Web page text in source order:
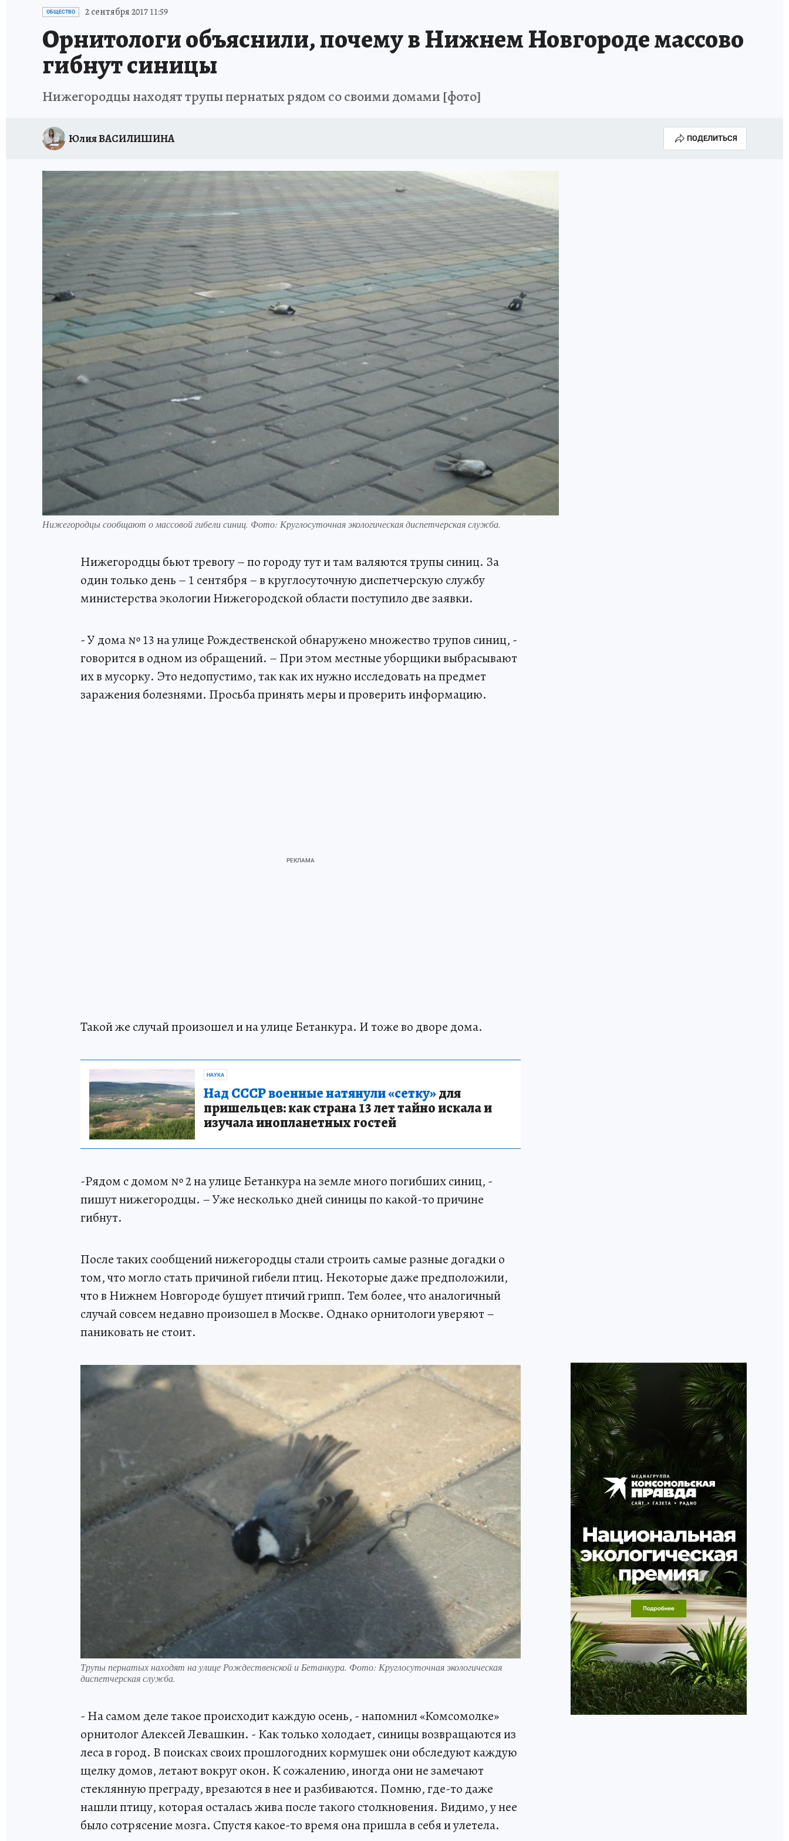
ИСПЫТАНО НА СЕБЕ
ОБЩЕСТВО 2 сентября 2017 11:59
Орнитологи объяснили, почему в Нижнем Новгороде массово
гибнут синицы
Нижегородцы находят трупы пернатых рядом со своими домами [фото]
Юлия ВАСИЛИШИНА ПОДЕЛИТЬСЯ
Нижегородцы сообщают о массовой гибели синиц. Фото: Круглосуточная экологическая диспетчерская служба.
Нижегородцы бьют тревогу – по городу тут и там валяются трупы синиц. За
один только день – 1 сентября – в круглосуточную диспетчерскую службу
министерства экологии Нижегородской области поступило две заявки.
- У дома № 13 на улице Рождественской обнаружено множество трупов синиц, -
говорится в одном из обращений. – При этом местные уборщики выбрасывают
их в мусорку. Это недопустимо, так как их нужно исследовать на предмет
заражения болезнями. Просьба принять меры и проверить информацию.
Такой же случай произошел и на улице Бетанкура. И тоже во дворе дома.
НАУКА
Над СССР военные натянули «сетку»для
пришельцев: как страна 13 лет тайно искала и
изучала инопланетных гостей
-Рядом с домом № 2 на улице Бетанкура на земле много погибших синиц, -
пишут нижегородцы. – Уже несколько дней синицы по какой-то причине
гибнут.
После таких сообщений нижегородцы стали строить самые разные догадки о
том, что могло стать причиной гибели птиц. Некоторые даже предположили,
что в Нижнем Новгороде бушует птичий грипп. Тем более, что аналогичный
случай совсем недавно произошел в Москве. Однако орнитологи уверяют –
паниковать не стоит.
Трупы пернатых находят на улице Рождественской и Бетанкура. Фото: Круглосуточная экологическая
диспетчерская служба.
- На самом деле такое происходит каждую осень, - напомнил «Комсомолке»
орнитолог Алексей Левашкин. - Как только холодает, синицы возвращаются из
леса в город. В поисках своих прошлогодних кормушек они обследуют каждую
щелку домов, летают вокруг окон. К сожалению, иногда они не замечают
стеклянную преграду, врезаются в нее и разбиваются. Помню, где-то даже
нашли птицу, которая осталась жива после такого столкновения. Видимо, у нее
было сотрясение мозга. Спустя какое-то время она пришла в себя и улетела.